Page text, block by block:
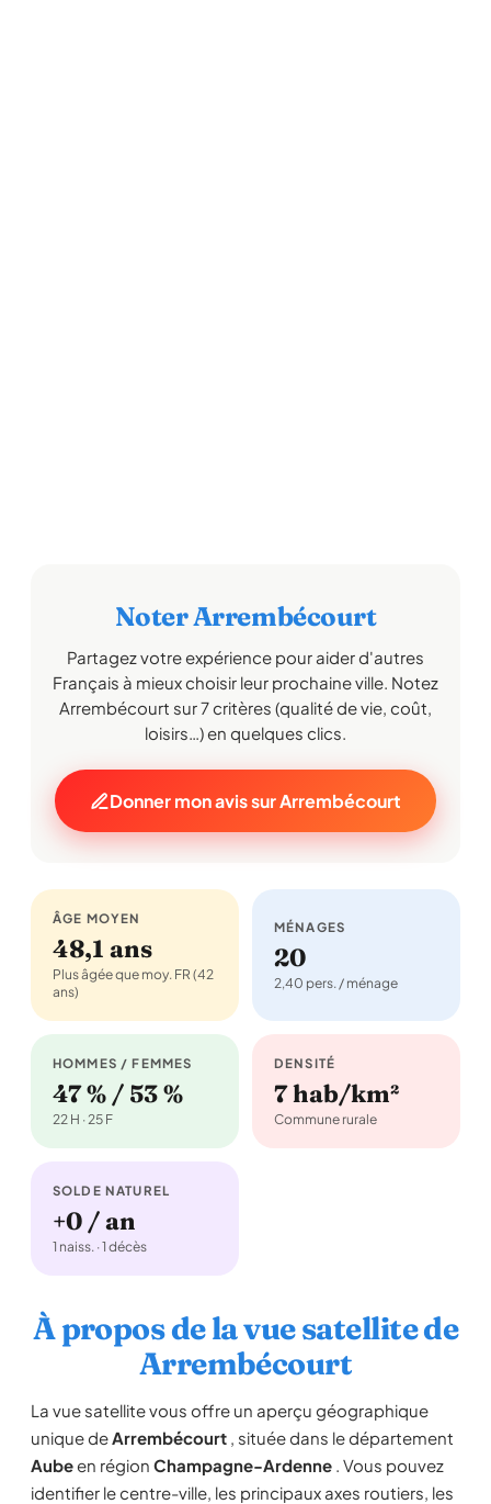
Noter Arrembécourt
Partagez votre expérience pour aider d'autres
Français à mieux choisir leur prochaine ville. Notez
Arrembécourt sur 7 critères (qualité de vie, coût,
loisirs…) en quelques clics.
Donner mon avis sur Arrembécourt
ÂGE MOYEN
48,1 ans
Plus âgée que moy. FR (42
ans)
MÉNAGES
20
2,40 pers. / ménage
HOMMES / FEMMES
47 % / 53 %
22 H · 25 F
DENSITÉ
7 hab/km²
Commune rurale
SOLDE NATUREL
+0 / an
1 naiss. · 1 décès
À propos de la vue satellite de
Arrembécourt
La vue satellite vous offre un aperçu géographique
unique deArrembécourt , située dans le département
Aubeen région Champagne-Ardenne . Vous pouvez
identifier le centre-ville, les principaux axes routiers, les